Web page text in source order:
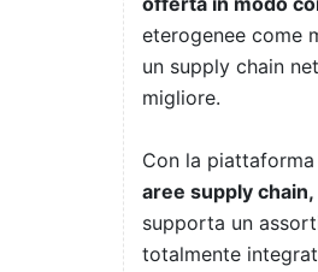
eterogenee come
un supply chain
migliore.
Con la
aree supply
supporta un
totalmente